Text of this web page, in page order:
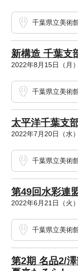
千葉県立美術
新構造 千葉支
2022年8月15日（月
千葉県立美術
太平洋千葉支
2022年7月20日（水
千葉県立美術
第49回水彩連
2022年6月21日（火
千葉県立美術
第2期 名品2/